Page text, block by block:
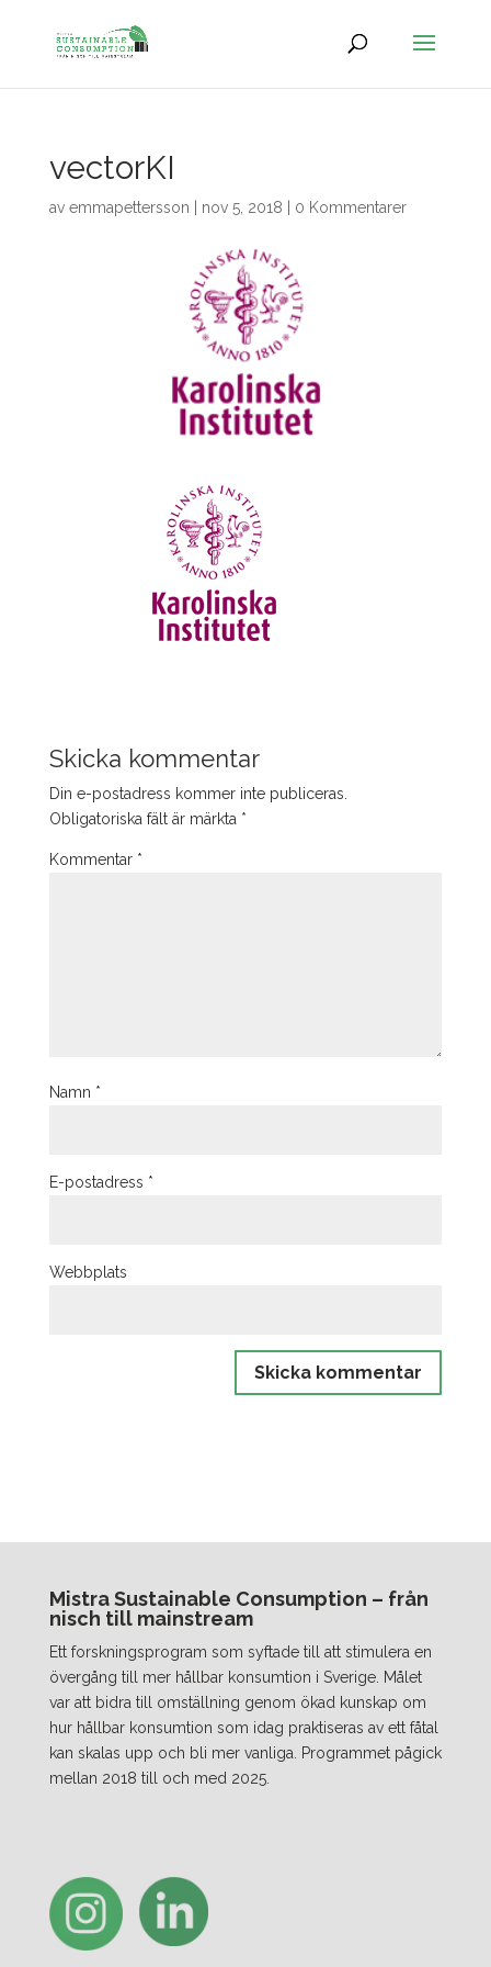
vectorKI
av emmapettersson nov 5, 2018 0 Kommentarer
Skicka kommentar
Din e-postadress kommer inte publiceras.
Obligatoriska fält är märkta *
Kommentar *
Namn *
E-postadress *
Webbplats
Mistra Sustainable Consumption – från
nisch till mainstream
Ett forskningsprogram som syftade till att stimulera en
övergång till mer hållbar konsumtion i Sverige. Målet
var att bidra till omställning genom ökad kunskap om
hur hållbar konsumtion som idag praktiseras av ett fåtal
kan skalas upp och bli mer vanliga. Programmet pågick
mellan 2018 till och med 2025.